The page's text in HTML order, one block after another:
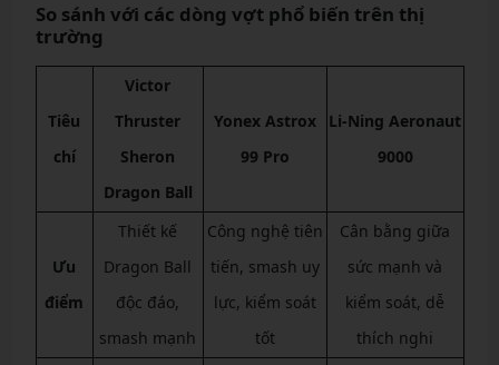
So sánh với các dòng vợt phổ biến trên thị
trường
Tiêu
chí
Victor
Thruster
Sheron
Dragon Ball
Yonex Astrox
99 Pro
Li-Ning Aeronaut
9000
Ưu
điểm
Thiết kế
Dragon Ball
độc đáo,
smash mạnh
Công nghệ tiên
tiến, smash uy
lực, kiểm soát
tốt
Cân bằng giữa
sức mạnh và
kiểm soát, dễ
thích nghi